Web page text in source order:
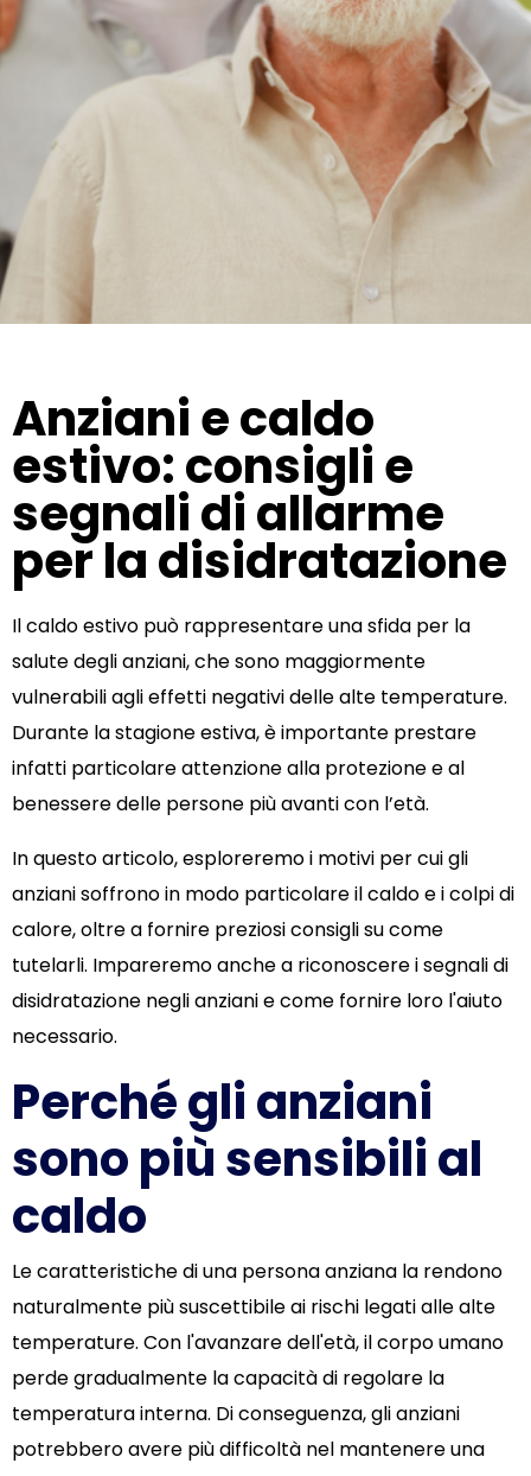
Anziani e caldo
estivo: consigli e
segnali di allarme
per la disidratazione
Il caldo estivo può rappresentare una sfida per la
salute degli anziani, che sono maggiormente
vulnerabili agli effetti negativi delle alte temperature.
Durante la stagione estiva, è importante prestare
infatti particolare attenzione alla protezione e al
benessere delle persone più avanti con l’età.
In questo articolo, esploreremo i motivi per cui gli
anziani soffrono in modo particolare il caldo e i colpi di
calore, oltre a fornire preziosi consigli su come
tutelarli. Impareremo anche a riconoscere i segnali di
disidratazione negli anziani e come fornire loro l'aiuto
necessario.
Perché gli anziani
sono più sensibili al
caldo
Le caratteristiche di una persona anziana la rendono
naturalmente più suscettibile ai rischi legati alle alte
temperature. Con l'avanzare dell'età, il corpo umano
perde gradualmente la capacità di regolare la
temperatura interna. Di conseguenza, gli anziani
potrebbero avere più difficoltà nel mantenere una